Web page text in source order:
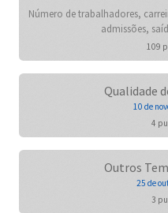
Número de trabalhadores,
admissões,
109
Qualidade
10 de
4
Outros
25 de
3